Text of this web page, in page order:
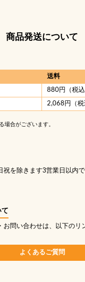
商品発送について
送料
880円（税込
2,068円（税
場合がございます。
祝を除きます3営業日以内
て
お問い合わせは、以下のリ
よくあるご質問